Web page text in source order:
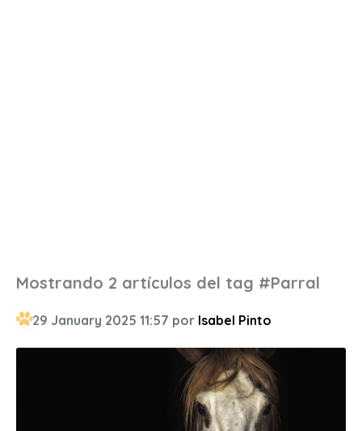
Mostrando 2 artículos del tag #Parral
29 January 2025 11:57 por Isabel Pinto